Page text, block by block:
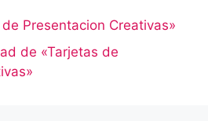
Presentacion Creativas»
de «Tarjetas de